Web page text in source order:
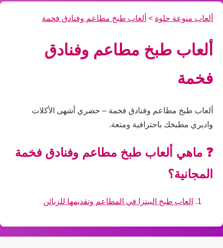
ألعاب منوعة حلوة > ألعاب طبخ مطاعم وفنادق فخمة
ألعاب طبخ مطاعم وفنادق
فخمة
ألعاب طبخ مطاعم وفنادق فخمة – حضري أشهى الأكلات
واديري مطبخك باحترافية ومتعة.
❓ ماهي ألعاب طبخ مطاعم وفنادق فخمة
المجانية؟
العاب طبخ البيتزا في المطاعم وتقديمها للزبائن